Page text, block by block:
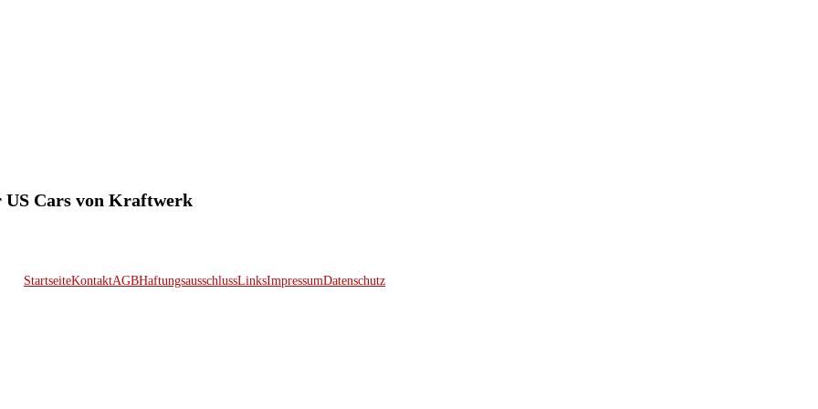
US Cars von Kraftwerk
StartseiteKontaktAGBHaftungsausschlussLinksImpressumDatenschutz